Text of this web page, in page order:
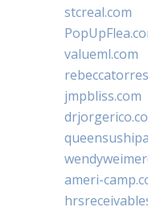
stcreal.com
valueml.com
jmpbliss.com
ameri-